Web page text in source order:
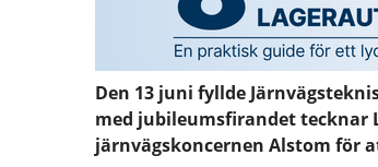
Den 13 juni fyllde
med jubileumsfirandet tecknar
järnvägskoncernen Alstom för